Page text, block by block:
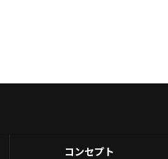
コンセプト